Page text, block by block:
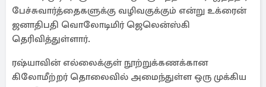
பேச்சுவார்த்தைகளுக்கு வழிவகுக்கும் என்று உக்ரைன்
ஜனாதிபதி வொலோடிமிர் ஜெலென்ஸ்கி
தெரிவித்துள்ளார்.
ரஷ்யாவின் எல்லைக்குள் நூற்றுக்கணக்கான
கிலோமீற்றர் தொலைவில் அமைந்துள்ள ஒரு முக்கிய